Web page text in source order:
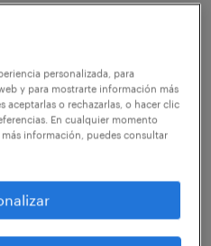
personalizada, para
y para mostrarte información más
aceptarlas o rechazarlas, o hacer clic
En cualquier momento
información, puedes consultar